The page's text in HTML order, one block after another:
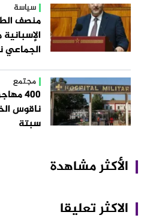
سياسة
منصف
الجماعي
مجتمع
400
ناقوس
سبتة
الأكثر مشاهدة
الاكثر تعليقا